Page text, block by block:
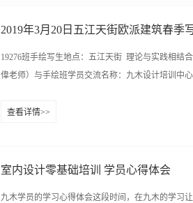
2019年3月20日五江天街欧派建筑春季
19276班手绘写生地点：五江天街 理论与实践相结
偉老师）与手绘班学员交流名称：九木设计培训中
查看详情>>
室内设计零基础培训 学员心得体会
九木学员的学习心得体会这段时间，在九木的学习